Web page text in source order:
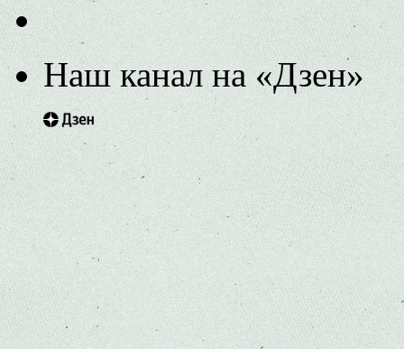
Наш канал на «Дзен»